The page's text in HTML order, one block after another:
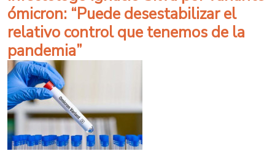
ómicron: “Puede desestabilizar el
relativo control que tenemos de la
pandemia”